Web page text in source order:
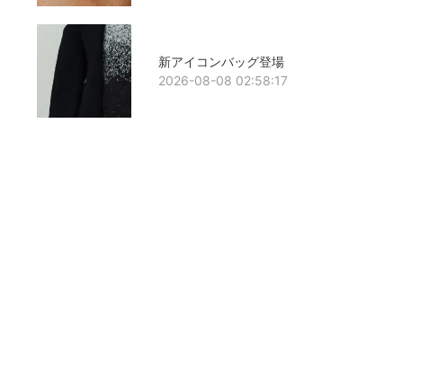
新アイコンバッグ登場
2026-08-08 02:58:17